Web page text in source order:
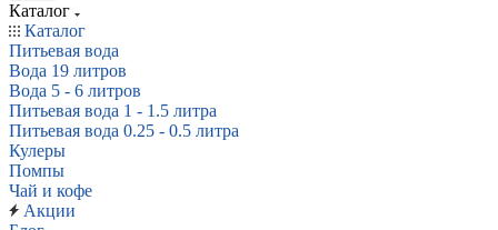
Каталог
Каталог
Питьевая вода
Вода 19 литров
Вода 5 - 6 литров
Питьевая вода 1 - 1.5 литра
Питьевая вода 0.25 - 0.5 литра
Кулеры
Помпы
Чай и кофе
Акции